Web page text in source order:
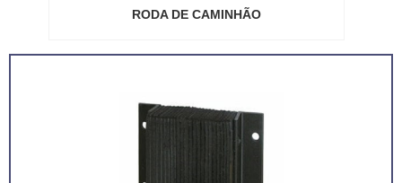
RODA DE CAMINHÃO